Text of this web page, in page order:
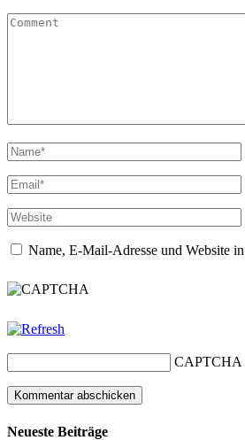
Name, E-Mail-Adresse und Website
CAPTCHA
Neueste Beiträge